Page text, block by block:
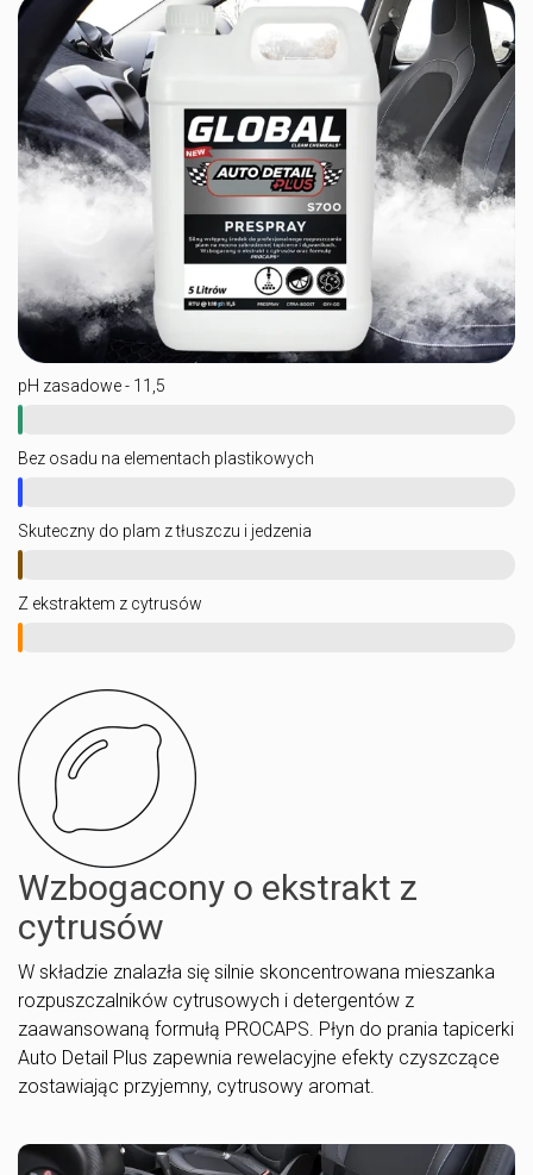
pH zasadowe - 11,5
Bez osadu na elementach plastikowych
Skuteczny do plam z tłuszczu i jedzenia
Z ekstraktem z cytrusów
Wzbogacony o ekstrakt z
cytrusów
W składzie znalazła się silnie skoncentrowana mieszanka
rozpuszczalników cytrusowych i detergentów z
zaawansowaną formułą PROCAPS. Płyn do prania tapicerki
Auto Detail Plus zapewnia rewelacyjne efekty czyszczące
zostawiając przyjemny, cytrusowy aromat.